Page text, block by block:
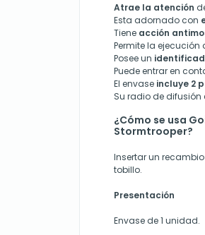
Atrae la atención
Esta adornado con
Tiene acción
Permite la
Posee un
Puede entrar en
El envase incluye 2
Su radio de difusión
¿Cómo se usa
Stormtrooper?
Insertar un
tobillo.
Presentación
Envase de 1 unidad.